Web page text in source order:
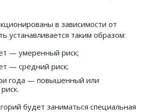
в зависимости от
устанавливается таким образом:
— умеренный риск;
— средний риск;
года — повышенный или
будет заниматься специальная